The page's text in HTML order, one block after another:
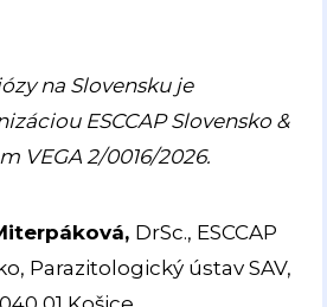
na Slovensku je
ESCCAP Slovensko &
VEGA 2/0016/2026.
DrSc., ESCCAP
Parazitologický ústav SAV,